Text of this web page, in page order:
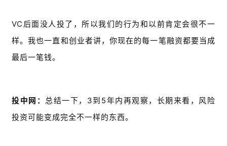
VC后面没人投了，所以我们的行为和以前肯定会很不一
样。我也一直和创业者讲，你现在的每一笔融资都要当成
最后一笔钱。
投中网： 总结一下，3到5年内再观察，长期来看，风险
投资可能变成完全不一样的东西。